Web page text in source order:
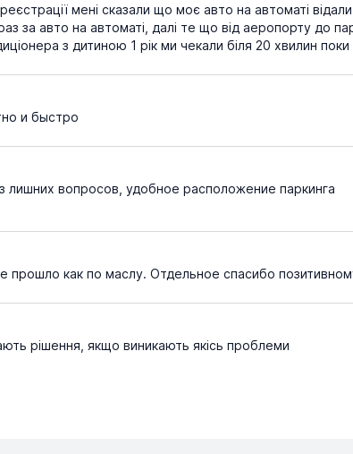
мені сказали що моє авто на автоматі
за авто на автоматі, далі те що від аеропорту до
з дитиною 1 рік ми чекали біля 20 хвилин поки
и быстро
лишних вопросов, удобное расположение паркинга
прошло как по маслу. Отдельное спасибо
рішення, якщо виникають якісь проблеми